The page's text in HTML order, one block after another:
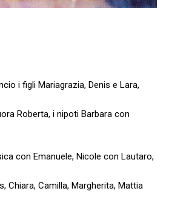
i figli Mariagrazia, Denis e Lara,
Roberta, i nipoti Barbara con
con Emanuele, Nicole con Lautaro,
Chiara, Camilla, Margherita, Mattia